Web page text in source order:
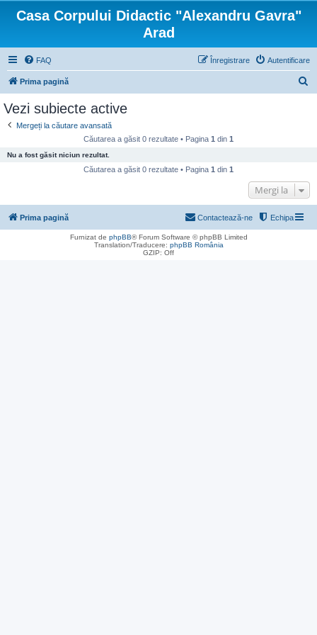
Casa Corpului Didactic "Alexandru Gavra"
Arad
FAQ Autentificare
Înregistrare
Prima pagină
e
Vezi subiecte active
Mergeți la căutare avansată
Căutarea a găsit 0 rezultate • Pagina 1 din 1
Nu a fost găsit niciun rezultat.
Căutarea a găsit 0 rezultate • Pagina 1 din 1
Mergi la
Prima pagină Echipa
Contactează-ne
Furnizat de phpBB® Forum Software © phpBB Limited
Translation/Traducere: phpBB România
GZIP: Off